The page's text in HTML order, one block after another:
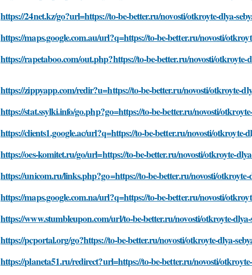
https://24net.kz/go?url=https://to-be-better.ru/novosti/otkroyte-dlya-
https://maps.google.com.au/url?q=https://to-be-better.ru/novosti/
https://rapetaboo.com/out.php?https://to-be-better.ru/novosti/otkroyte-
https://zippyapp.com/redir?u=https://to-be-better.ru/novosti/otkroyte-
https://stat.ssylki.info/go.php?go=https://to-be-better.ru/novosti/
https://clients1.google.ac/url?q=https://to-be-better.ru/novosti/otkroyte-
https://oes-komitet.ru/go/url=https://to-be-better.ru/novosti/otkroyte-
https://unicom.ru/links.php?go=https://to-be-better.ru/novosti/
https://maps.google.com.na/url?q=https://to-be-better.ru/novosti/
https://www.stumbleupon.com/url/to-be-better.ru/novosti/otkroyte-
https://pcportal.org/go?https://to-be-better.ru/novosti/otkroyte-dlya-
https://planeta51.ru/redirect?url=https://to-be-better.ru/novosti/